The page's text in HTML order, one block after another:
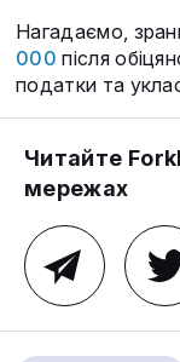
Нагадаємо,
000 після
податки та
Читайте
мережах